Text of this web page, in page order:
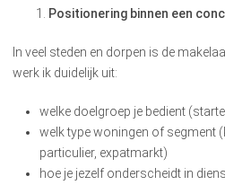
Positionering binnen een
In veel steden en dorpen is de
werk ik duidelijk uit:
welke doelgroep je bedient
welk type woningen of segment
particulier, expatmarkt)
hoe je jezelf onderscheidt in